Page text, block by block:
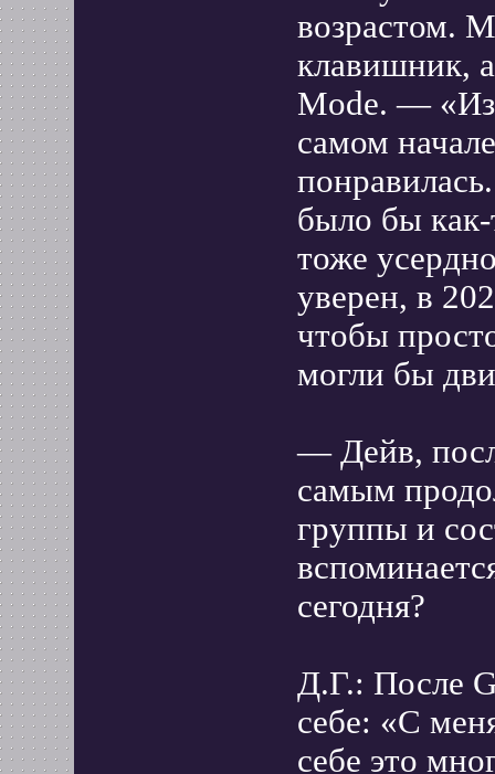
возрастом.
клавишник,
Mode. —
самом
было бы
тоже
уверен, в
чтобы
могли бы
— Дейв,
самым
группы и
сегодня?
Д.Г.: После
себе: «С
себе это